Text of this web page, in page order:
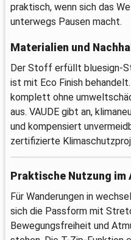
praktisch, wenn sich das
unterwegs Pausen macht.
Materialien und
Der Stoff erfüllt bluesign-
ist mit Eco Finish
komplett ohne
aus. VAUDE gibt an,
und kompensiert
zertifizierte
Praktische Nutzung im
Für Wanderungen in
sich die Passform mit
Bewegungsfreiheit und